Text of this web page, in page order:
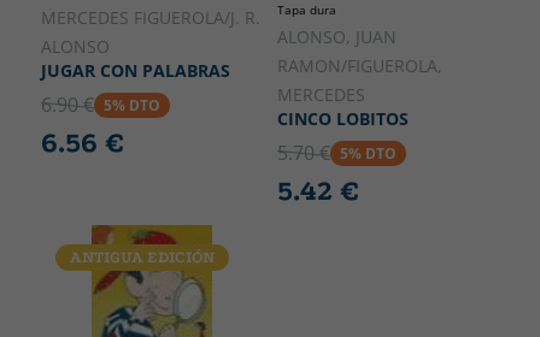
MERCEDES FIGUEROLA/J. R.
ALONSO
JUGAR CON PALABRAS
6.90 € 5% DTO
6.56 €
Tapa dura
ALONSO, JUAN
RAMON/FIGUEROLA,
MERCEDES
CINCO LOBITOS
5.70 € 5% DTO
5.42 €
ANTIGUA EDICIÓN